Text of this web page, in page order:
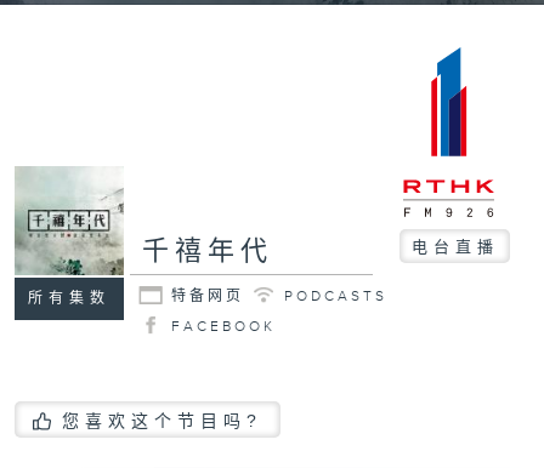
所有集数
千禧年代 电台直播
特备网页
PODCASTS
FACEBOOK
您喜欢这个节目吗?